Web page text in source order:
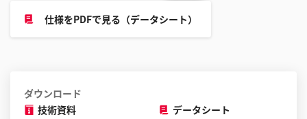
仕様をPDFで見る（データシート）
ダウンロード
技術資料
データシート